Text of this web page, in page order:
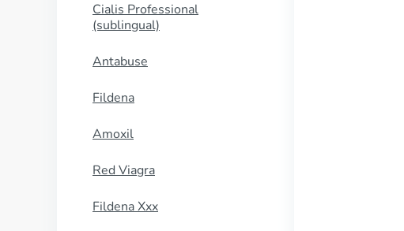
Cialis Professional
(sublingual)
Antabuse
Fildena
Amoxil
Red Viagra
Fildena Xxx